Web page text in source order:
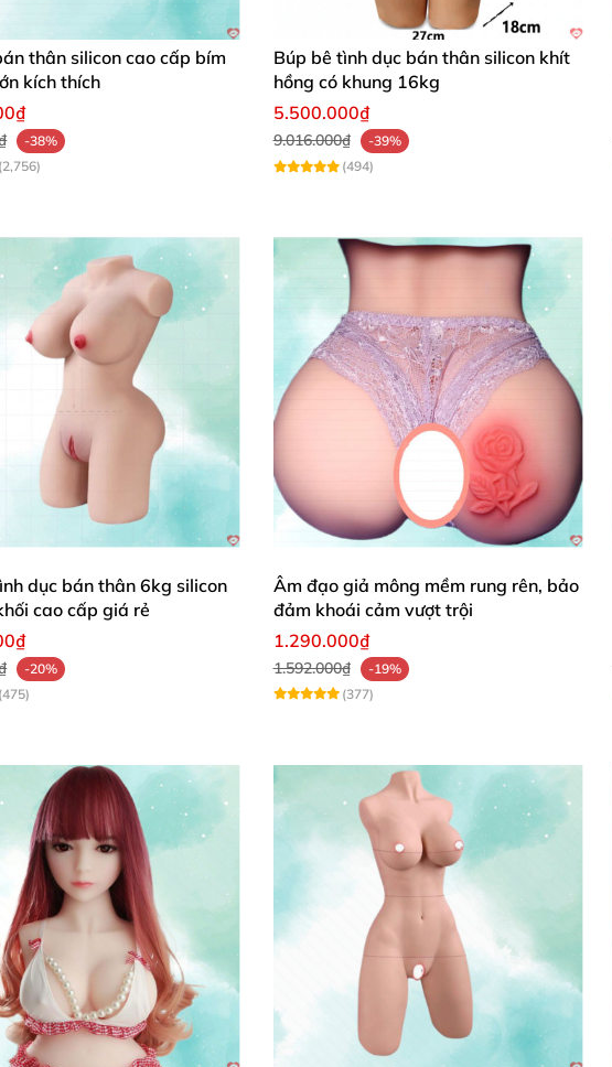
thân silicon cao cấp bím
kích thích
-38%
(2,756)
Búp bê tình dục bán thân silicon khít
hồng có khung 16kg
5.500.000₫
9.016.000₫
-39%
(494)
dục bán thân 6kg silicon
cao cấp giá rẻ
-20%
(475)
Âm đạo giả mông mềm rung rên, bảo
đảm khoái cảm vượt trội
1.290.000₫
1.592.000₫
-19%
(377)